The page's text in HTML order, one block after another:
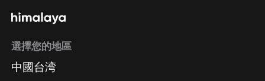
選擇您的地區
中國台湾